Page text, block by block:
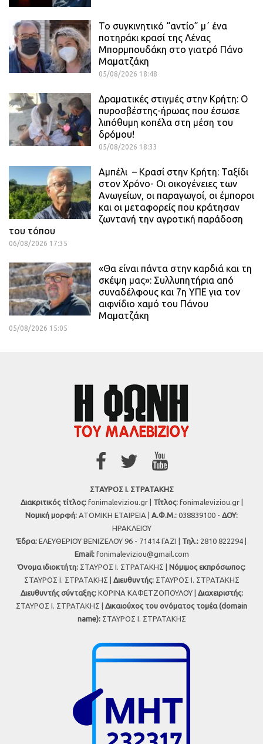
Το συγκινητικό “αντίο” μ΄ ένα
ποτηράκι κρασί της Λένας
Μπορμπουδάκη στο γιατρό Πάνο
Μαματζάκη
05/08/2026 18:48
Δραματικές στιγμές στην Κρήτη: Ο
πυροσβέστης-ήρωας που έσωσε
λιπόθυμη κοπέλα στη μέση του
δρόμου!
05/08/2026 18:33
Αμπέλι – Κρασί στην Κρήτη: Ταξίδι
στον Χρόνο- Οι οικογένειες των
Ανωγείων, οι παραγωγοί, οι έμποροι
και οι μεταφορείς που κράτησαν
ζωντανή την αγροτική παράδοση
του τόπου
06/08/2026 17:35
«Θα είναι πάντα στην καρδιά και τη
σκέψη μας»: Συλλυπητήρια από
συναδέλφους και 7η ΥΠΕ για τον
αιφνίδιο χαμό του Πάνου
Μαματζάκη
05/08/2026 15:05
ΣΤΑΥΡΟΣ Ι. ΣΤΡΑΤΑΚΗΣ
Διακριτικός τίτλος:fonimaleviziou.gr | Τίτλος:fonimaleviziou.gr |
Νομική μορφή: ΑΤΟΜΙΚΗ ΕΤΑΙΡΕΙΑ | Α.Φ.Μ.: 038839100 - ΔΟΥ:
ΗΡΑΚΛΕΙΟΥ
Έδρα: ΕΛΕΥΘΕΡΙΟΥ ΒΕΝΙΖΕΛΟΥ 96 - 71414 ΓΑΖΙ | Τηλ.: 2810 822294 |
Εmail: fonimaleviziou@gmail.com
Όνομα ιδιοκτήτη: ΣΤΑΥΡΟΣ Ι. ΣΤΡΑΤΑΚΗΣ | Νόμιμος εκπρόσωπος:
ΣΤΑΥΡΟΣ Ι. ΣΤΡΑΤΑΚΗΣ | Διευθυντής:ΣΤΑΥΡΟΣ Ι. ΣΤΡΑΤΑΚΗΣ
Διευθυντής σύνταξης:ΚΟΡΙΝΑ ΚΑΦΕΤΖΟΠΟΥΛΟΥ | Διαχειριστής:
ΣΤΑΥΡΟΣ Ι. ΣΤΡΑΤΑΚΗΣ | Δικαιούχος του ονόματος τομέα (domain
name):ΣΤΑΥΡΟΣ Ι. ΣΤΡΑΤΑΚΗΣ